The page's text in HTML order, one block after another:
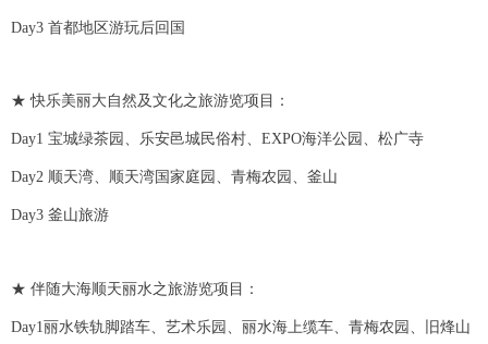
Day3 首都地区游玩后回国
★ 快乐美丽大自然及文化之旅游览项目：
Day1 宝城绿茶园、乐安邑城民俗村、EXPO海洋公园、松广寺
Day2 顺天湾、顺天湾国家庭园、青梅农园、釜山
Day3 釜山旅游
★ 伴随大海顺天丽水之旅游览项目：
Day1丽水铁轨脚踏车、艺术乐园、丽水海上缆车、青梅农园、旧烽山